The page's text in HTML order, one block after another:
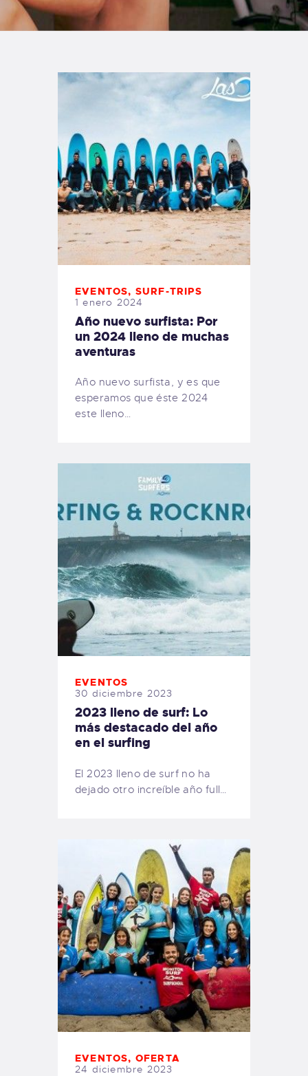
TIENDA FAMILY SURFERS
WEBCAM SALINAS
EVENTOS, SURF-TRIPS
1 enero 2024
Año nuevo surfista: Por
un 2024 lleno de muchas
aventuras
Año nuevo surfista, y es que
esperamos que éste 2024
este lleno…
EVENTOS
30 diciembre 2023
2023 lleno de surf: Lo
más destacado del año
en el surfing
El 2023 lleno de surf no ha
dejado otro increíble año full…
EVENTOS, OFERTA
24 diciembre 2023